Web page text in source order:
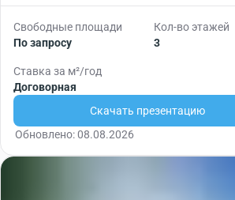
Свободные площади
По запросу
Кол-во этажей
3
Ставка за м²/год
Договорная
Скачать презентацию
Обновлено: 08.08.2026